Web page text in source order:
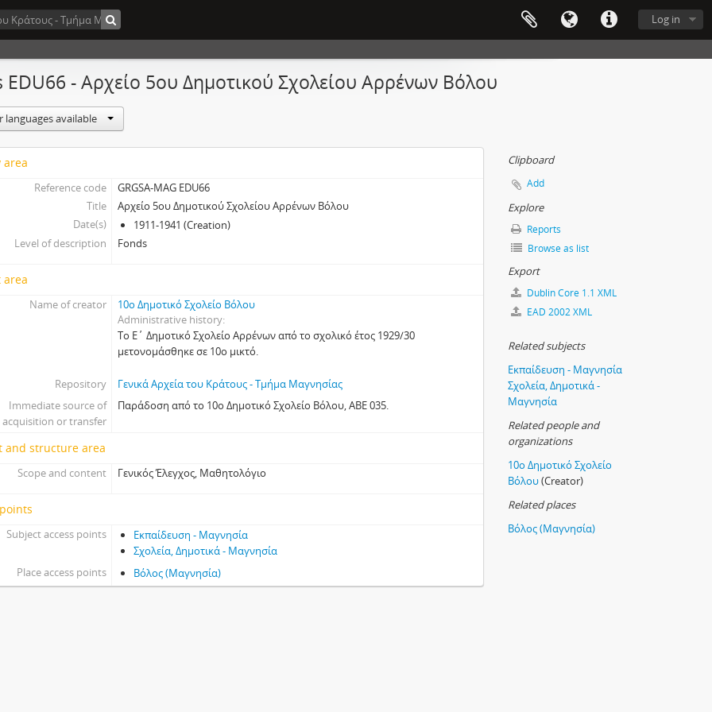
Log in
EDU66 - Αρχείο 5ου Δημοτικού Σχολείου Αρρένων Βόλου
languages available
area
Reference code
GRGSA-MAG EDU66
Title
Αρχείο 5ου Δημοτικού Σχολείου Αρρένων Βόλου
Date(s)
1911-1941 (Creation)
Level of description
Fonds
area
Name of creator
10ο Δημοτικό Σχολείο Βόλου
Administrative history
Το Ε΄ Δημοτικό Σχολείο Αρρένων από το σχολικό έτος 1929/30
μετονομάσθηκε σε 10ο μικτό.
Repository
Γενικά Αρχεία του Κράτους - Τμήμα Μαγνησίας
Immediate source of
acquisition or transfer
Παράδοση από το 10ο Δημοτικό Σχολείο Βόλου, ΑΒΕ 035.
and structure area
Scope and content Γενικός Έλεγχος, Μαθητολόγιο
Subject access points
Εκπαίδευση - Μαγνησία
Σχολεία, Δημοτικά - Μαγνησία
Place access points
Βόλος (Μαγνησία)
Clipboard
Add
Explore
Reports
Browse as list
Export
Dublin Core 1.1 XML
EAD 2002 XML
Related subjects
Εκπαίδευση - Μαγνησία
Σχολεία, Δημοτικά -
Μαγνησία
Related people and
organizations
10ο Δημοτικό Σχολείο
Βόλου(Creator)
Related places
Βόλος (Μαγνησία)